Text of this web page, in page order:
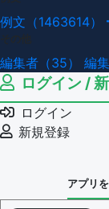
例文（1463614）
編集者（35） 編
ログイン /
ログイン
新規登録
アプリ